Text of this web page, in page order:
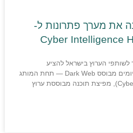
את מערך פתרונות ל-
הערוץ בישראל להציע
ללקוחותיהם מודיעין איומים מבוסס Dark Web — תחת המותג
שלהם סייברליון (CyberLion), מפיצת תוכנה מבוססת ערוץ